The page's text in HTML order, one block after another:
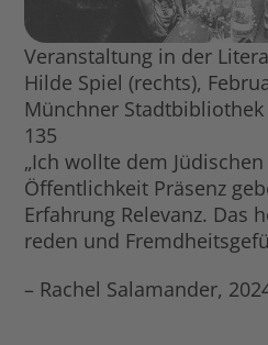
Veranstaltung in der
Hilde Spiel (rechts),
Münchner Stadtbibliothek
135
„Ich wollte dem
Öffentlichkeit Präsenz
Erfahrung Relevanz. Das
reden und
– Rachel Salamander,